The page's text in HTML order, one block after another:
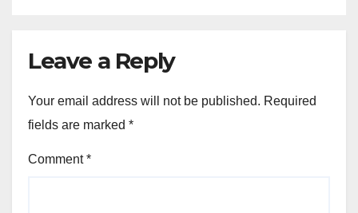
Leave a Reply
Your email address will not be published. Required
fields are marked *
Comment*